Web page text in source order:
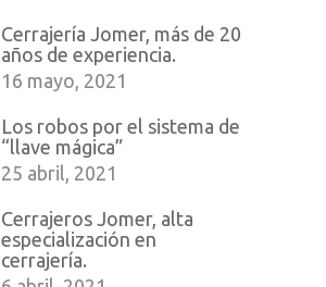
Cerrajería Jomer, más de 20
años de experiencia.
16 mayo, 2021
Los robos por el sistema de
“llave mágica”
25 abril, 2021
Cerrajeros Jomer, alta
especialización en
cerrajería.